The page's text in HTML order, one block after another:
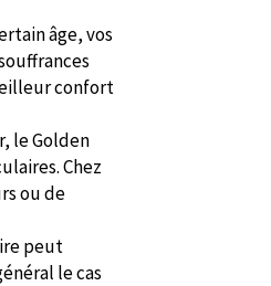
âge, vos
confort
le Golden
Chez
ou de
peut
le cas